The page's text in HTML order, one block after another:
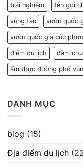
trải nghiệm tên gọi
vũng tàu vườn quốc
vườn quốc gia cúc
điểm du lịch đầm
ẩm thực đường phố
DANH MỤC
blog (15)
Địa điểm du lịch